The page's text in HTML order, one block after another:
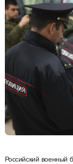
Российский военный блогер Михаил Звинчук сообщил в своём